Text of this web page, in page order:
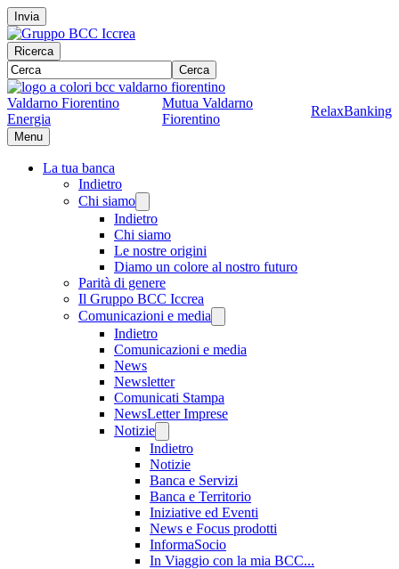
Invia
Ricerca
Cerca
Valdarno Fiorentino
Energia
Mutua Valdarno
Fiorentino
RelaxBanking
Menu
La tua banca
Indietro
Chi siamo
Indietro
Chi siamo
Le nostre origini
Diamo un colore al nostro futuro
Parità di genere
Il Gruppo BCC Iccrea
Comunicazioni e media
Indietro
Comunicazioni e media
News
Newsletter
Comunicati Stampa
NewsLetter Imprese
Notizie
Indietro
Notizie
Banca e Servizi
Banca e Territorio
Iniziative ed Eventi
News e Focus prodotti
InformaSocio
In Viaggio con la mia BCC...